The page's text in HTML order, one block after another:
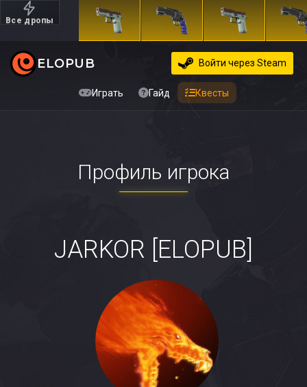
Все дропы
Дорогие
ELOPUB
Играть Гайд Квесты
Войти через Steam
Профиль игрока
JARKOR [ELOPUB]